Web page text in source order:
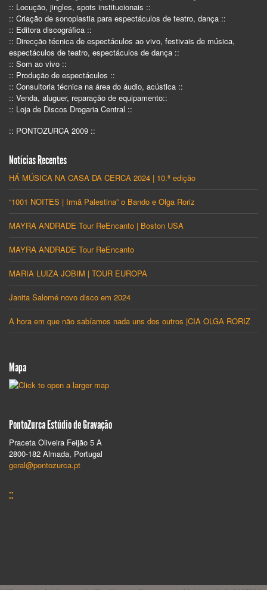
:: Locução, jingles, spots institucionais ::
:: Criação de sonoplastia para espectáculos de teatro, dança ::
:: Editora discográfica ::
:: Direcção técnica de espectáculos ao vivo, festivais de música,
espectáculos de teatro, espectáculos de dança ::
:: Som ao vivo ::
:: Produção de espectáculos ::
:: Consultoria técnica na área do áudio, acústica ::
:: Venda, aluguer, reparação de equipamento::
:: Loja de Discos Drogaria Central ::
:: PONTOZURCA 2009 ::
Notícias Recentes
HÁ MÚSICA NA CASA DA CERCA 2024 | 10.ª edição
“1001 NOITES | Irmã Palestina” o Bando e Olga Roriz
MAYRA ANDRADE Tour ReEncanto | Boston USA
MAYRA ANDRADE Tour ReEncanto
MARIA LUIZA JOBIM | TOUR EUROPA
Janita Salomé novo disco em 2024
A hora em que não sabíamos nada uns dos outros |CIA OLGA RORIZ
Mapa
PontoZurca Estúdio de Gravação
Praceta Oliveira Feijão 5 A
2800-182 Almada, Portugal
geral@pontozurca.pt
::